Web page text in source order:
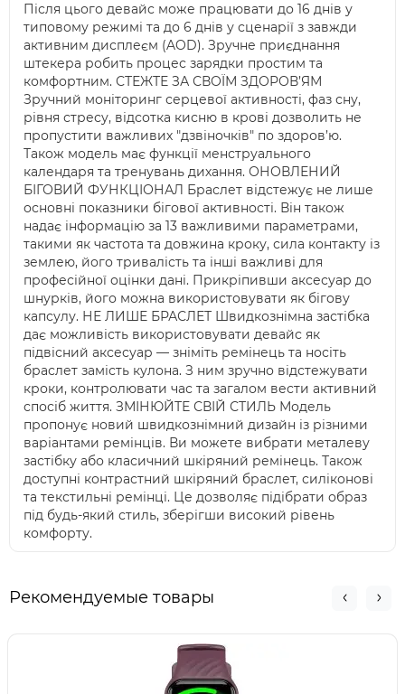
Після цього девайс може працювати до 16 днів у
типовому режимі та до 6 днів у сценарії з завжди
активним дисплеєм (AOD). Зручне приєднання
штекера робить процес зарядки простим та
комфортним. СТЕЖТЕ ЗА СВОЇМ ЗДОРОВ’ЯМ
Зручний моніторинг серцевої активності, фаз сну,
рівня стресу, відсотка кисню в крові дозволить не
пропустити важливих "дзвіночків" по здоров’ю.
Також модель має функції менструального
календаря та тренувань дихання. ОНОВЛЕНИЙ
БІГОВИЙ ФУНКЦІОНАЛ Браслет відстежує не лише
основні показники бігової активності. Він також
надає інформацію за 13 важливими параметрами,
такими як частота та довжина кроку, сила контакту із
землею, його тривалість та інші важливі для
професійної оцінки дані. Прикріпивши аксесуар до
шнурків, його можна використовувати як бігову
капсулу. НЕ ЛИШЕ БРАСЛЕТ Швидкознімна застібка
дає можливість використовувати девайс як
підвісний аксесуар — зніміть ремінець та носіть
браслет замість кулона. З ним зручно відстежувати
кроки, контролювати час та загалом вести активний
спосіб життя. ЗМІНЮЙТЕ СВІЙ СТИЛЬ Модель
пропонує новий швидкознімний дизайн із різними
варіантами ремінців. Ви можете вибрати металеву
застібку або класичний шкіряний ремінець. Також
доступні контрастний шкіряний браслет, силіконові
та текстильні ремінці. Це дозволяє підібрати образ
під будь-який стиль, зберігши високий рівень
комфорту.
Рекомендуемые товары